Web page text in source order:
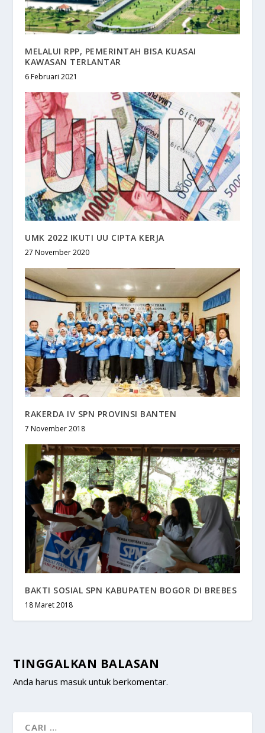
MELALUI RPP, PEMERINTAH BISA KUASAI
KAWASAN TERLANTAR
6 Februari 2021
UMK 2022 IKUTI UU CIPTA KERJA
27 November 2020
RAKERDA IV SPN PROVINSI BANTEN
7 November 2018
BAKTI SOSIAL SPN KABUPATEN BOGOR DI BREBES
18 Maret 2018
TINGGALKAN BALASAN
Anda harusmasuk untuk berkomentar.